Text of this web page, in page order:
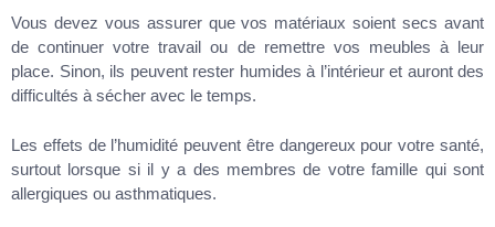
Vous devez vous assurer que vos matériaux soient secs avant
de continuer votre travail ou de remettre vos meubles à leur
place. Sinon, ils peuvent rester humides à l’intérieur et auront des
difficultés à sécher avec le temps.
Les effets de l’humidité peuvent être dangereux pour votre santé,
surtout lorsque si il y a des membres de votre famille qui sont
allergiques ou asthmatiques.